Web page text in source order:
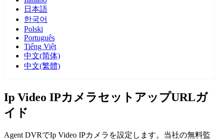
日本語
한국어
Polski
Português
Tiếng Việt
中文(简体)
中文(繁體)
Ip Video IPカメラセットアップURLガ
イド
Agent DVRでIp Video IPカメラを設定します。当社の無料監